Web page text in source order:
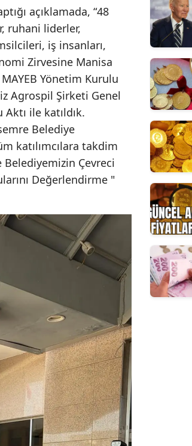
açıklamada, “48
ruhani liderler,
iş insanları,
Zirvesine Manisa
Yönetim Kurulu
Agrospil Şirketi Genel
ile katıldık.
Belediye
katılımcılara takdim
Çevreci
Değerlendirme "